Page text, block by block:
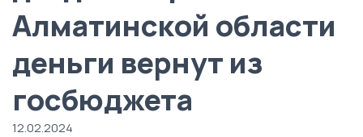
Ц
И
Алматинской области
деньги вернут из
госбюджета
12.02.2024